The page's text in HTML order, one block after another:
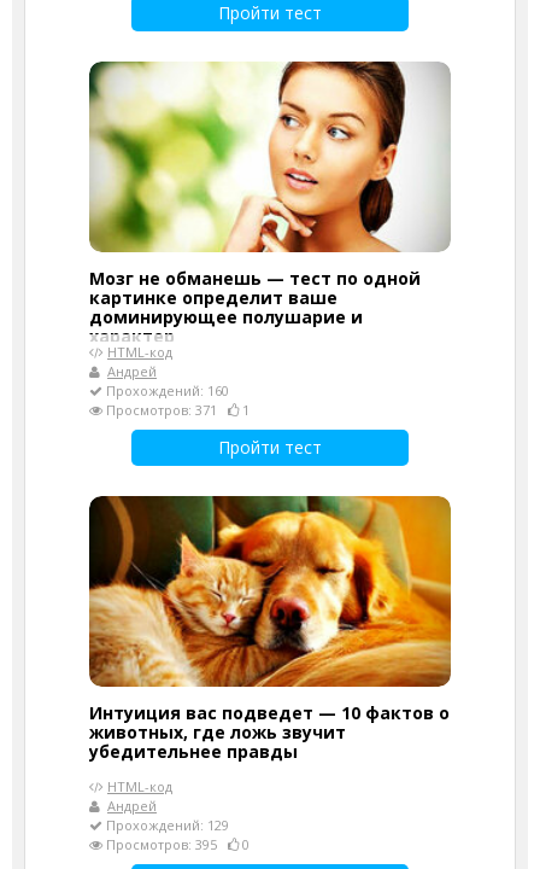
Пройти тест
Мозг не обманешь — тест по одной
картинке определит ваше
доминирующее полушарие и
характер
HTML-код
Андрей
Прохождений: 160
Просмотров: 371
1
Пройти тест
Интуиция вас подведет — 10 фактов о
животных, где ложь звучит
убедительнее правды
HTML-код
Андрей
Прохождений: 129
Просмотров: 395
0